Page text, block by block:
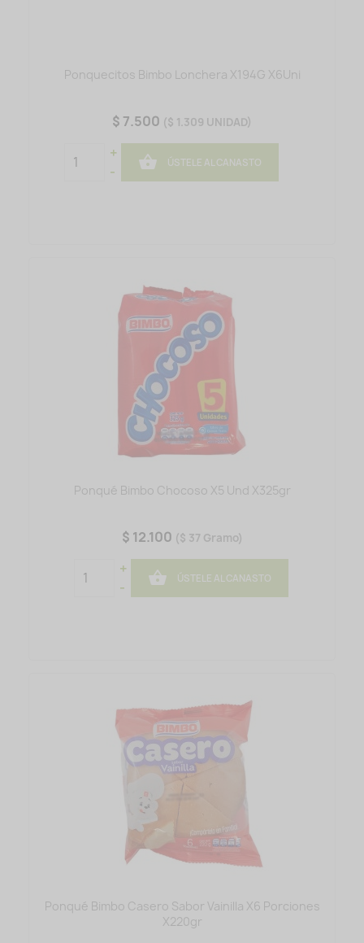
Ponquecitos Bimbo Lonchera X194G X6Uni
$ 7.500 ($ 1.309 UNIDAD)
+
-
 ÚSTELE AL CANASTO
Ponqué Bimbo Chocoso X5 Und X325gr
$ 12.100 ($ 37 Gramo)
+
-
 ÚSTELE AL CANASTO
Ponqué Bimbo Casero Sabor Vainilla X6 Porciones
X220gr